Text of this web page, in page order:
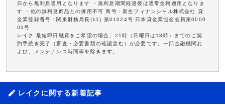
日から無利息適用となります ・無利息期間経過後は通常金利適用となりま
す ・他の無利息商品との併用不可 商号：新生フィナンシャル株式会社 貸
金業登録番号：関東財務局長(11) 第01024号 日本貸金業協会会員第0000
03号
レイク 最短即日融資をご希望の場合、21時（日曜日は18時）までのご契
約手続き完了（審査・必要書類の確認含む）が必要です。一部金融機関お
よび、メンテナンス時間等を除きます。
レイクに関する新着記事